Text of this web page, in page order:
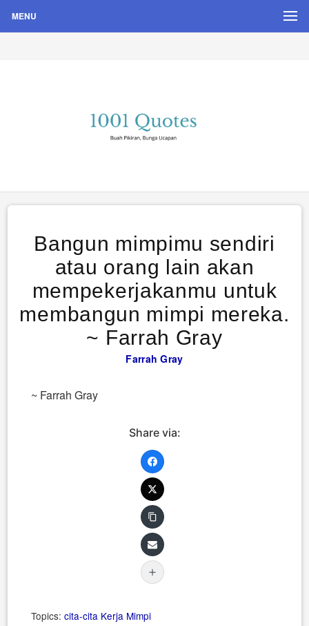
MENU
Quote Hari Puisi
Bangun mimpimu sendiri
atau orang lain akan
mempekerjakanmu untuk
membangun mimpi mereka.
~ Farrah Gray
Farrah Gray
~ Farrah Gray
Share via:
Topics: cita-cita Kerja Mimpi